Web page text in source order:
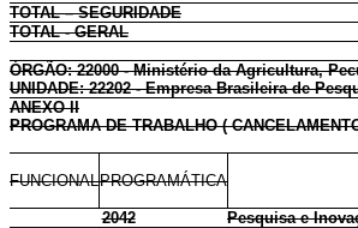
TOTAL – SEGURIDADE
TOTAL - GERAL
ÓRGÃO: 22000 - Ministério da Agricultura,
UNIDADE: 22202 - Empresa Brasileira de
ANEXO II
PROGRAMA DE TRABALHO (
FUNCIONALPROGRAMÁTICA
2042 Pesquisa e